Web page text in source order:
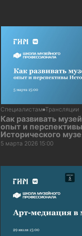
Специалистам Трансляции
Как развивать
опыт и перспективы
Исторического
5 марта 2026 15:00